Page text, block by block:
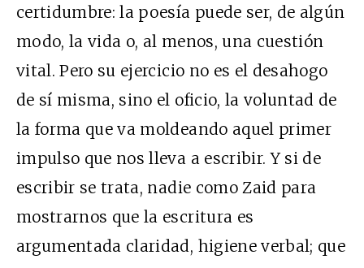
certidumbre: la poesía puede ser, de algún
modo, la vida o, al menos, una cuestión
vital. Pero su ejercicio no es el desahogo
de sí misma, sino el oficio, la voluntad de
la forma que va moldeando aquel primer
impulso que nos lleva a escribir. Y si de
escribir se trata, nadie como Zaid para
mostrarnos que la escritura es
argumentada claridad, higiene verbal; que